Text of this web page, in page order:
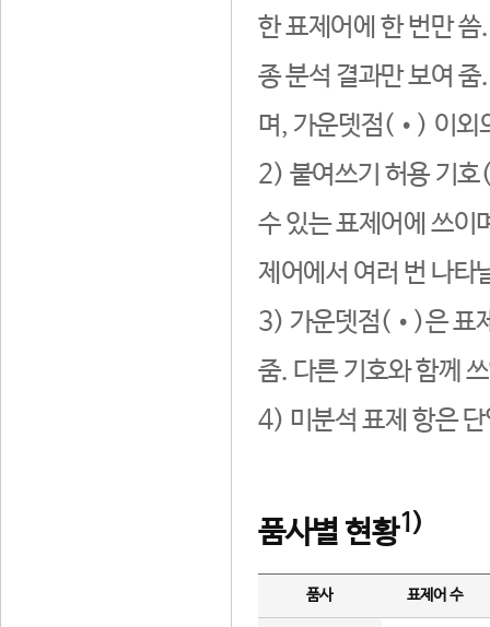
한 표제어에 한 번만
종 분석 결과만 보여
며, 가운뎃점(•) 이외
2) 붙여쓰기 허용 기호
수 있는 표제어에 쓰이
제어에서 여러 번 나타
3) 가운뎃점(•)은 표
줌. 다른 기호와 함께
4) 미분석 표제 항은
품사별 현황1)
품사 표제어 수